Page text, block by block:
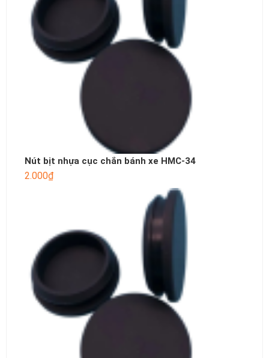
Nút bịt nhựa cục chắn bánh xe HMC-34
2.000₫